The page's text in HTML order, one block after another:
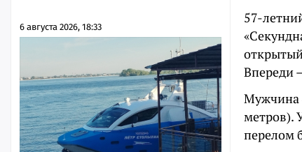
6 августа 2026, 18:33
57-
Впереди
Мужчина
метров).
перелом